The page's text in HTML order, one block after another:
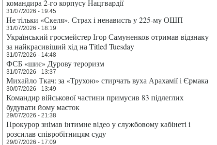
командира 2-го корпусу Нацгвардії
31/07/2026 - 19:45
Не тільки «Скеля». Страх і ненависть у 225-му ОШП
31/07/2026 - 18:19
Український гросмейстер Ігор Самуненков отримав відзнаку
за найкрасивіший хід на Titled Tuesday
31/07/2026 - 14:48
ФСБ «шиє» Дурову тероризм
31/07/2026 - 13:37
Михайло Ткач: за «Трухою» стирчать вуха Арахамії і Єрмака
30/07/2026 - 13:49
Командир військової частини примусив 83 підлеглих
будувати йому маєток
29/07/2026 - 21:38
Прокурор знімав інтимне відео у службовому кабінеті і
розсилав співробітницям суду
29/07/2026 - 17:09